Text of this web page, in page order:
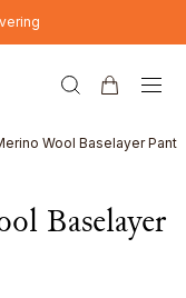
Wool Baselayer Pant
Baselayer